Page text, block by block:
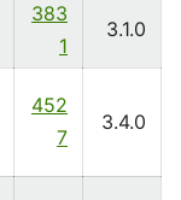
383
1
3.1.0
452
7
3.4.0